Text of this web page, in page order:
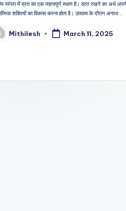
परंपरा में व्रत का एक महत्वपूर्ण स्थान है। व्रत रखने का अर्थ
शक्तियों का विकास करना होता है। उपवास के दौरान अनाज…
Mithilesh March 11, 2025